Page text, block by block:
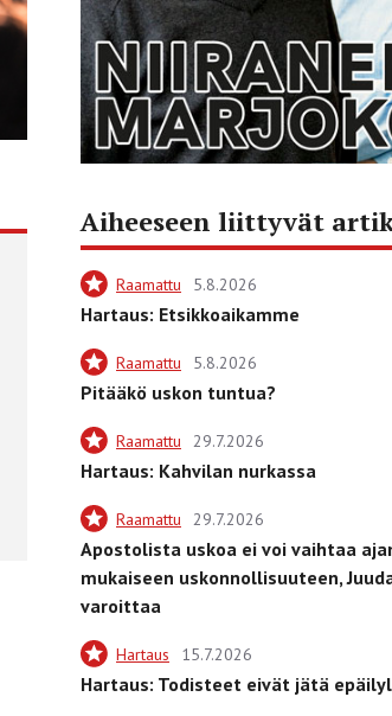
Aiheeseen liittyvät
Raamattu 5.8.2026
Hartaus: Etsikkoaikamme
Raamattu 5.8.2026
Pitääkö uskon tuntua?
Raamattu 29.7.2026
Hartaus: Kahvilan nurkassa
Raamattu 29.7.2026
Apostolista uskoa ei voi vaihtaa
mukaiseen uskonnollisuuteen,
varoittaa
Hartaus 15.7.2026
Hartaus: Todisteet eivät jätä